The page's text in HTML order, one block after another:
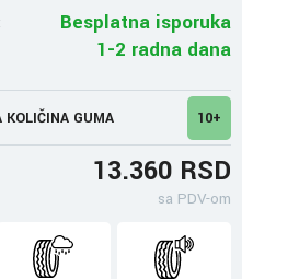
Besplatna isporuka
1-2 radna dana
KOLIČINA GUMA 10+
13.360 RSD
sa PDV-om